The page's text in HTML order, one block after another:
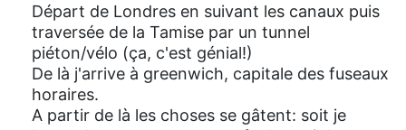
Départ de Londres en suivant les canaux puis
traversée de la Tamise par un tunnel
piéton/vélo (ça, c'est génial!)
De là j'arrive à greenwich, capitale des fuseaux
horaires.
A partir de là les choses se gâtent: soit je